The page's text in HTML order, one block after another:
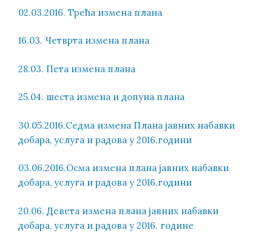
02.03.2016. Трећа измена плана
16.03. Четврта измена плана
28.03. Пета измена плана
25.04. шеста измена и допуна плана
30.05.2016.Седма измена Плана јавних набавки
добара, услуга и радова у 2016.години
03.06.2016.Осма измена плана јавних набавки
добара, услуга и радова у 2016.години
20.06. Девета измена плана јавних набавки
добара, услуга и радова у 2016. године